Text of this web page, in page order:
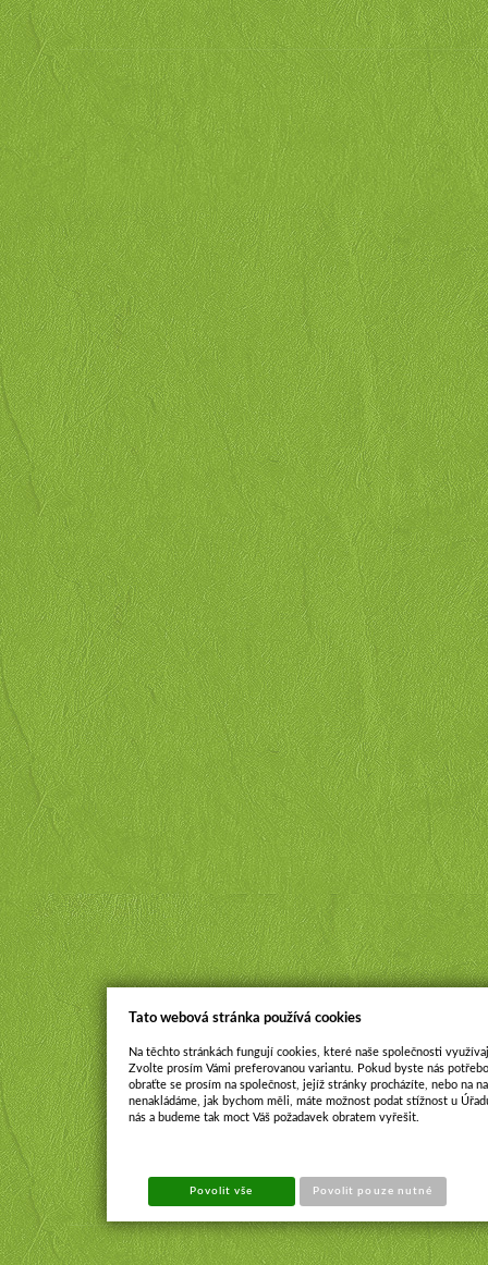
Tato webová stránka používá cookies
Na těchto stránkách fungují cookies, které naše společnosti
Zvolte prosím Vámi preferovanou variantu. Pokud byste nás
obraťte se prosím na společnost, jejíž stránky procházíte, nebo na
nenakládáme, jak bychom měli, máte možnost podat stížnost u
nás a budeme tak moct Váš požadavek obratem vyřešit.
Povolit vše Povolit pouze nutné